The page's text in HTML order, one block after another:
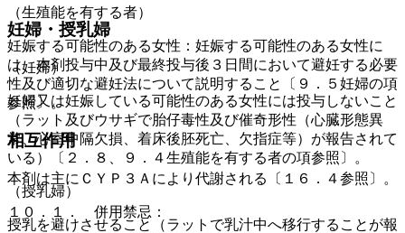
妊婦・授乳婦
（妊婦）
妊婦又は妊娠している可能性のある女性には投与しないこと
（ラット及びウサギで胎仔毒性及び催奇形性（心臓形態異
常、心室中隔欠損、着床後胚死亡、欠指症等）が報告されて
いる）〔２．８、９．４生殖能を有する者の項参照〕。
（授乳婦）
授乳を避けさせること（ラットで乳汁中へ移行することが報
（生殖能を有する者）
妊娠する可能性のある女性：妊娠する可能性のある女性に
は、本剤投与中及び最終投与後３日間において避妊する必要
性及び適切な避妊法について説明すること〔９．５妊婦の項
参照〕。
相互作用
本剤は主にＣＹＰ３Ａにより代謝される〔１６．４参照〕。
１０．１． 併用禁忌：